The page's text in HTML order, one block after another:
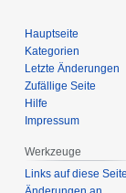
Hauptseite
Kategorien
Letzte Änderungen
Zufällige Seite
Hilfe
Impressum
Werkzeuge
Links auf diese Seite